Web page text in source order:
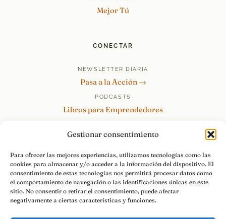
Gestionar consentimiento
Para ofrecer las mejores experiencias, utilizamos tecnologías como las
cookies para almacenar y/o acceder a la información del dispositivo. El
consentimiento de estas tecnologías nos permitirá procesar datos como
el comportamiento de navegación o las identificaciones únicas en este
sitio. No consentir o retirar el consentimiento, puede afectar
negativamente a ciertas características y funciones.
Mejor Tú
CONECTAR
NEWSLETTER DIARIA
Pasa a la Acción →
PODCASTS
Libros para Emprendedores
re:Invéntate / PowerSkills
MENTOR360
HABLAMOS
Contacto y consultas →